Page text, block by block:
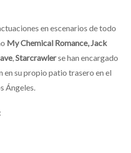
en escenarios de todo
My Chemical Romance, Jack
,Starcrawlerse han encargado
en su propio patio trasero en el
Ángeles.